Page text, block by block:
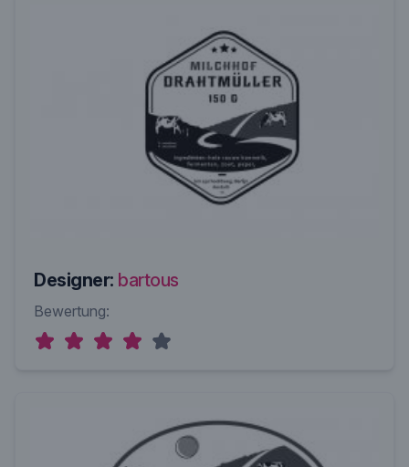
Designer: bartous
Bewertung: